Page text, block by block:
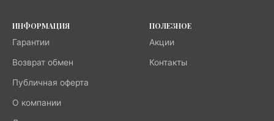
ИНФОРМАЦИЯ
Гарантии
Возврат обмен
Публичная оферта
О компании
ПОЛЕЗНОЕ
Акции
Контакты